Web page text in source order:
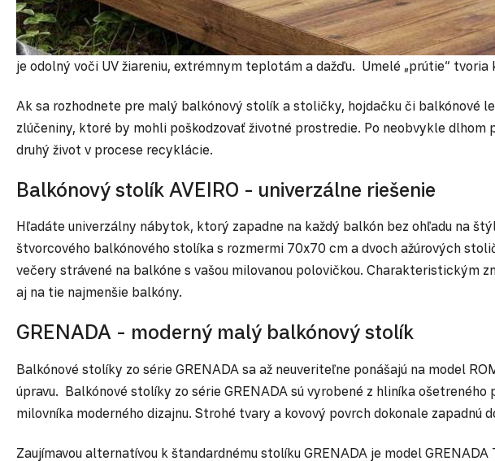
je odolný voči UV žiareniu, extrémnym teplotám a dažďu. Umelé „prútie“
Ak sa rozhodnete pre malý balkónový stolík a stoličky, hojdačku či balkónové
zlúčeniny, ktoré by mohli poškodzovať životné prostredie. Po neobvykle dlhom
druhý život v procese recyklácie.
Balkónový stolík AVEIRO - univerzálne riešenie
Hľadáte univerzálny nábytok, ktorý zapadne na každý balkón bez ohľadu na
štvorcového balkónového stolíka s rozmermi 70x70 cm a dvoch ažúrových
večery strávené na balkóne s vašou milovanou polovičkou. Charakteristickým
aj na tie najmenšie balkóny.
GRENADA - moderný malý balkónový stolík
Balkónové stolíky zo série GRENADA sa až neuveriteľne ponášajú na model
úpravu. Balkónové stolíky zo série GRENADA sú vyrobené z hliníka
milovníka moderného dizajnu. Strohé tvary a kovový povrch dokonale
Zaujímavou alternatívou k štandardnému stolíku GRENADA je model